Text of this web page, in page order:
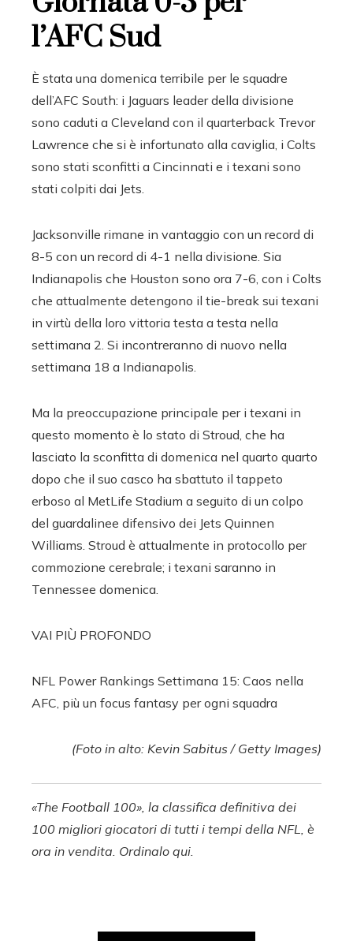
l’AFC Sud
È stata una domenica terribile per le squadre
dell’AFC South: i Jaguars leader della divisione
sono caduti a Cleveland con il quarterback Trevor
Lawrence che si è infortunato alla caviglia, i Colts
sono stati sconfitti a Cincinnati e i texani sono
stati colpiti dai Jets.
Jacksonville rimane in vantaggio con un record di
8-5 con un record di 4-1 nella divisione. Sia
Indianapolis che Houston sono ora 7-6, con i Colts
che attualmente detengono il tie-break sui texani
in virtù della loro vittoria testa a testa nella
settimana 2. Si incontreranno di nuovo nella
settimana 18 a Indianapolis.
Ma la preoccupazione principale per i texani in
questo momento è lo stato di Stroud, che ha
lasciato la sconfitta di domenica nel quarto quarto
dopo che il suo casco ha sbattuto il tappeto
erboso al MetLife Stadium a seguito di un colpo
del guardalinee difensivo dei Jets Quinnen
Williams. Stroud è attualmente in protocollo per
commozione cerebrale; i texani saranno in
Tennessee domenica.
VAI PIÙ PROFONDO
NFL Power Rankings Settimana 15: Caos nella
AFC, più un focus fantasy per ogni squadra
(Foto in alto: Kevin Sabitus / Getty Images)
«The Football 100», la classifica definitiva dei
100 migliori giocatori di tutti i tempi della NFL, è
ora in vendita. Ordinalo qui.